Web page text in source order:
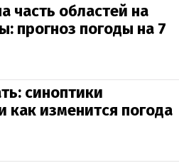
часть областей на
прогноз погоды на 7
синоптики
как изменится погода